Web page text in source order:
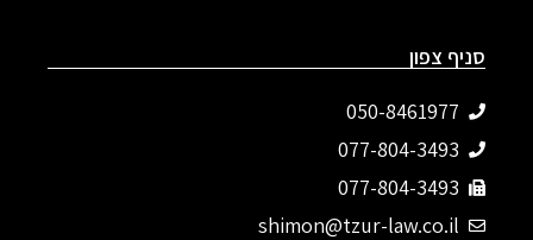
סניף צפון
050-8461977
077-804-3493‬
077-804-3493
shimon@tzur-law.co.il